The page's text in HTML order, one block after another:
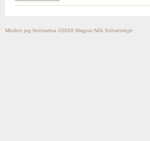
Minden jog fenntartva ©2026 Magyar Nők Szövetsége